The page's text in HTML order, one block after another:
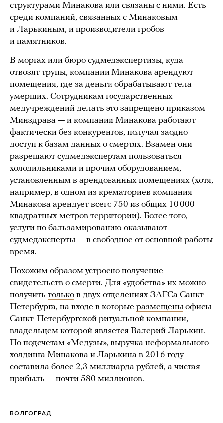
структурами Минакова или связаны с ними. Есть
среди компаний, связанных с Минаковым
и Ларькиным, и производители гробов
и памятников.
В моргах или бюро судмедэкспертизы, куда
отвозят трупы, компании Минакова арендуют
помещения, где за деньги обрабатывают тела
умерших. Сотрудникам государственных
медучреждений делать это запрещено приказом
Минздрава — и компании Минакова работают
фактически без конкурентов, получая заодно
доступ к базам данных о смертях. Взамен они
разрешают судмедэкспертам пользоваться
холодильниками и прочим оборудованием,
установленным в арендованных помещениях (хотя,
например, в одном из крематориев компания
Минакова арендует всего 750 из общих 10 000
квадратных метров территории). Более того,
услуги по бальзамированию оказывают
судмедэксперты — в свободное от основной работы
время.
Похожим образом устроено получение
свидетельств о смерти. Для «удобства» их можно
получить только в двух отделениях ЗАГСа Санкт-
Петербурга, на входе в которые размещены офисы
Санкт-Петербургской ритуальной компании,
владельцем которой является Валерий Ларькин.
По подсчетам «Медузы», выручка неформального
холдинга Минакова и Ларькина в 2016 году
составила более 2,3 миллиарда рублей, а чистая
прибыль — почти 580 миллионов.
ВОЛГОГРАД